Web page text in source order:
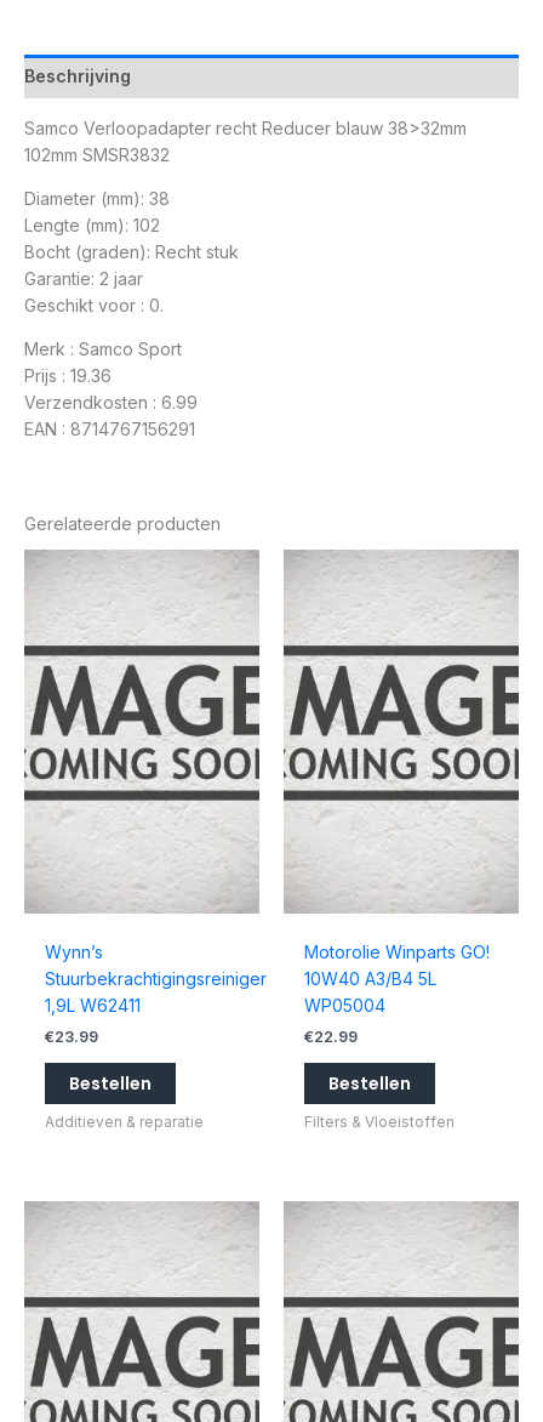
Beschrijving
Samco Verloopadapter recht Reducer blauw 38>32mm
102mm SMSR3832
Diameter (mm): 38
Lengte (mm): 102
Bocht (graden): Recht stuk
Garantie: 2 jaar
Geschikt voor : 0.
Merk : Samco Sport
Prijs : 19.36
Verzendkosten : 6.99
EAN : 8714767156291
Gerelateerde producten
Wynn’s
Stuurbekrachtigingsreiniger
1,9L W62411
€23.99
Bestellen
Additieven & reparatie
Motorolie Winparts GO!
10W40 A3/B4 5L
WP05004
€22.99
Bestellen
Filters & Vloeistoffen